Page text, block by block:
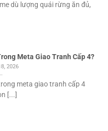
dù lượng quái rừng ăn đủ,
Meta Giao Tranh Cấp 4?
2026
meta giao tranh cấp 4
[...]